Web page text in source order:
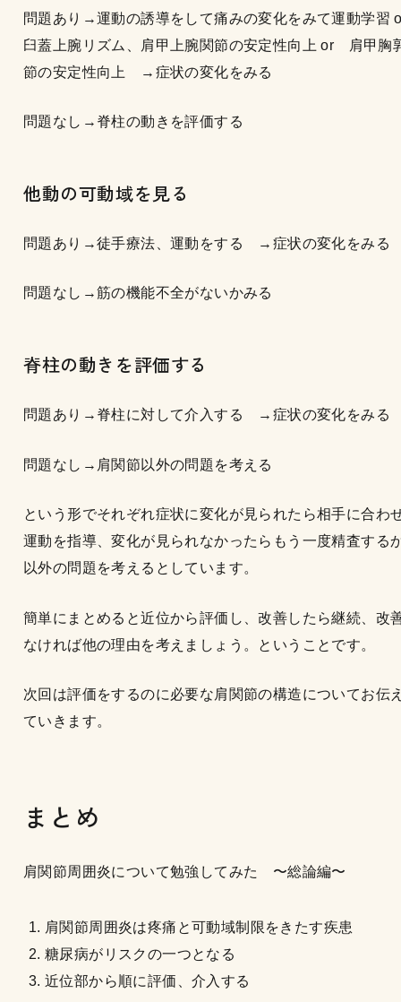
問題あり→運動の誘導をして痛みの変化をみて運動学習
臼蓋上腕リズム、肩甲上腕関節の安定性向上 or 肩甲胸
節の安定性向上 →症状の変化をみる
問題なし→脊柱の動きを評価する
他動の可動域を見る
問題あり→徒手療法、運動をする →症状の変化をみる
問題なし→筋の機能不全がないかみる
脊柱の動きを評価する
問題あり→脊柱に対して介入する →症状の変化をみる
問題なし→肩関節以外の問題を考える
という形でそれぞれ症状に変化が見られたら相手に合わ
運動を指導、変化が見られなかったらもう一度精査する
以外の問題を考えるとしています。
簡単にまとめると近位から評価し、改善したら継続、改
なければ他の理由を考えましょう。ということです。
次回は評価をするのに必要な肩関節の構造についてお伝
ていきます。
まとめ
肩関節周囲炎について勉強してみた 〜総論編〜
肩関節周囲炎は疼痛と可動域制限をきたす疾患
糖尿病がリスクの一つとなる
近位部から順に評価、介入する